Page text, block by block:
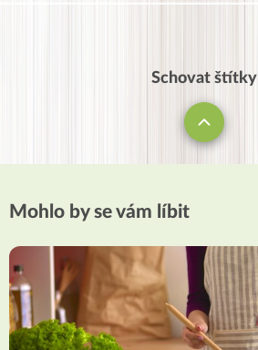
Schovat štítky
Mohlo by se vám líbit